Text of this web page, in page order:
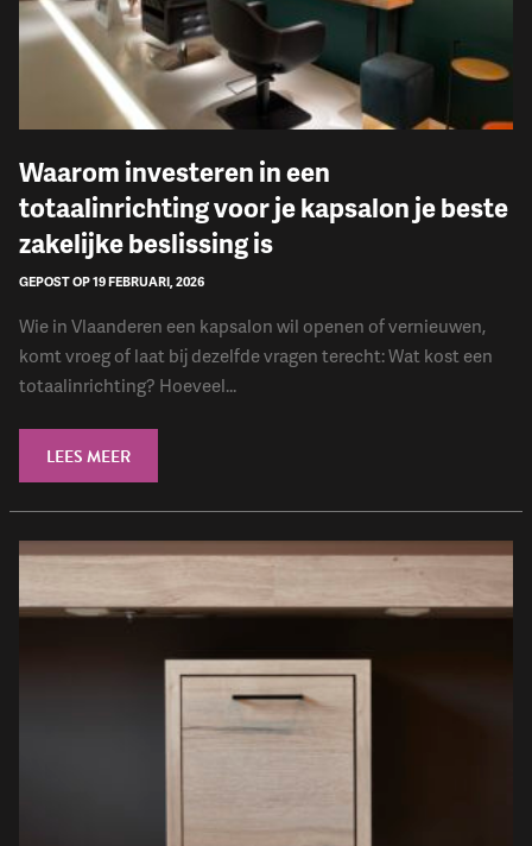
Waarom investeren in een
totaalinrichting voor je kapsalon je beste
zakelijke beslissing is
GEPOST OP 19 FEBRUARI, 2026
Wie in Vlaanderen een kapsalon wil openen of vernieuwen,
komt vroeg of laat bij dezelfde vragen terecht: Wat kost een
totaalinrichting? Hoeveel...
LEES MEER